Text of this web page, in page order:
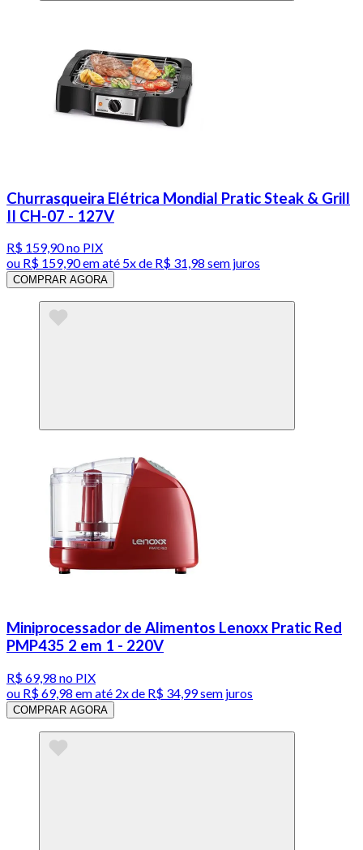
Churrasqueira Elétrica Mondial Pratic Steak & Grill
II CH-07 - 127V
R$ 159,90no PIX
ou R$ 159,90em até 5x de R$ 31,98 sem juros
COMPRAR AGORA
Miniprocessador de Alimentos Lenoxx Pratic Red
PMP435 2 em 1 - 220V
R$ 69,98 no PIX
ou R$ 69,98 em até 2x de R$ 34,99 sem juros
COMPRAR AGORA